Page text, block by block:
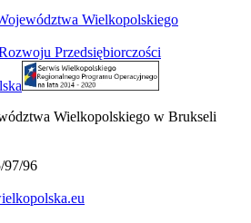
Wielkopolskiego w Brukseli
97/96